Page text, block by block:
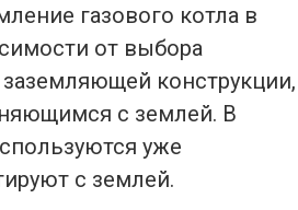
газового котла в
от выбора
конструкции,
с землей. В
уже
с землей.